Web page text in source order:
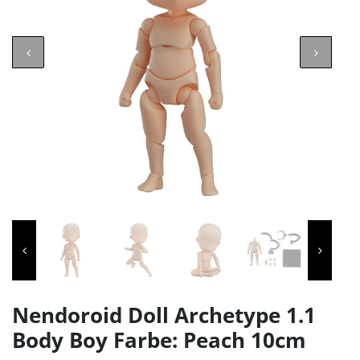
Nendoroid Doll Archetype 1.1
Body Boy Farbe: Peach 10cm